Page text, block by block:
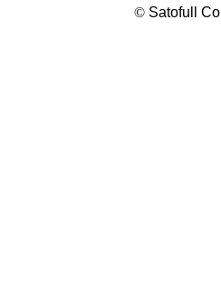
© Satofull